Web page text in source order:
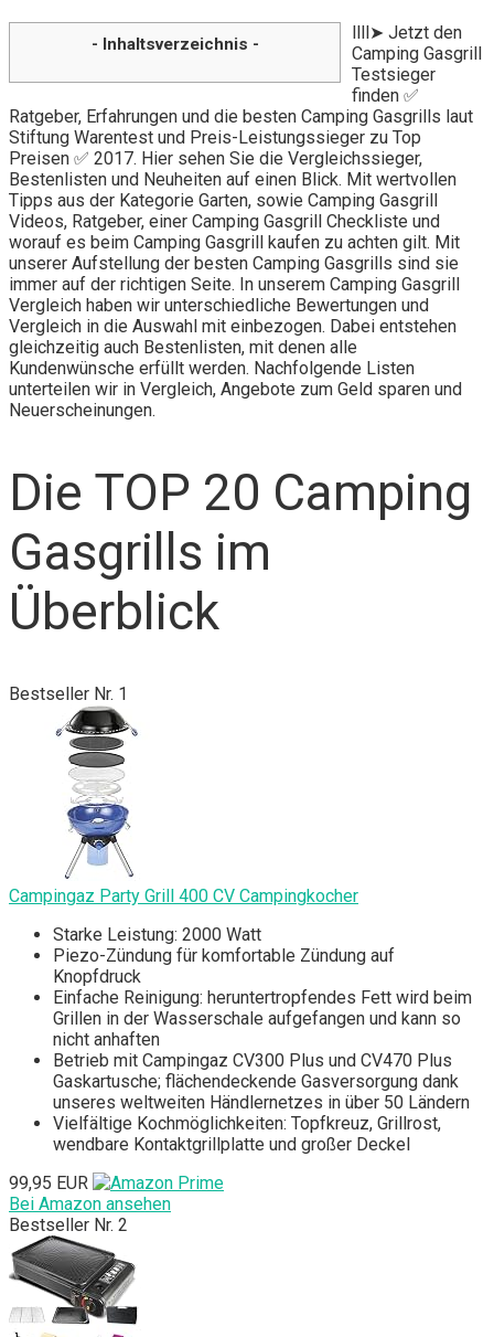
- Inhaltsverzeichnis -
llll➤ Jetzt den
Camping Gasgrill
Testsieger
finden ✅
Ratgeber, Erfahrungen und die besten Camping Gasgrills laut
Stiftung Warentest und Preis-Leistungssieger zu Top
Preisen ✅ 2017. Hier sehen Sie die Vergleichssieger,
Bestenlisten und Neuheiten auf einen Blick. Mit wertvollen
Tipps aus der Kategorie Garten, sowie Camping Gasgrill
Videos, Ratgeber, einer Camping Gasgrill Checkliste und
worauf es beim Camping Gasgrill kaufen zu achten gilt. Mit
unserer Aufstellung der besten Camping Gasgrills sind sie
immer auf der richtigen Seite. In unserem Camping Gasgrill
Vergleich haben wir unterschiedliche Bewertungen und
Vergleich in die Auswahl mit einbezogen. Dabei entstehen
gleichzeitig auch Bestenlisten, mit denen alle
Kundenwünsche erfüllt werden. Nachfolgende Listen
unterteilen wir in Vergleich, Angebote zum Geld sparen und
Neuerscheinungen.
Die TOP 20 Camping
Gasgrills im
Überblick
Bestseller Nr. 1
Campingaz Party Grill 400 CV Campingkocher
Starke Leistung: 2000 Watt
Piezo-Zündung für komfortable Zündung auf
Knopfdruck
Einfache Reinigung: heruntertropfendes Fett wird beim
Grillen in der Wasserschale aufgefangen und kann so
nicht anhaften
Betrieb mit Campingaz CV300 Plus und CV470 Plus
Gaskartusche; flächendeckende Gasversorgung dank
unseres weltweiten Händlernetzes in über 50 Ländern
Vielfältige Kochmöglichkeiten: Topfkreuz, Grillrost,
wendbare Kontaktgrillplatte und großer Deckel
99,95 EUR
Bei Amazon ansehen
Bestseller Nr. 2